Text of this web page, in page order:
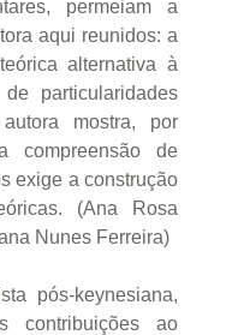
permeiam a
aqui reunidos: a
alternativa à
particularidades
mostra, por
compreensão de
exige a construção
(Ana Rosa
Nunes Ferreira)
pós-keynesiana,
contribuições ao